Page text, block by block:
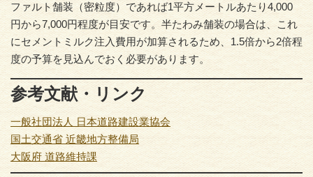
ファルト舗装（密粒度）であれば1平方メートルあたり4,000
円から7,000円程度が目安です。半たわみ舗装の場合は、これ
にセメントミルク注入費用が加算されるため、1.5倍から2倍程
度の予算を見込んでおく必要があります。
参考文献・リンク
一般社団法人 日本道路建設業協会
国土交通省 近畿地方整備局
大阪府 道路維持課